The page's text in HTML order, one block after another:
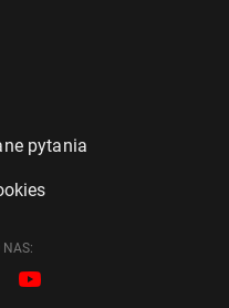
pytania
NAS: